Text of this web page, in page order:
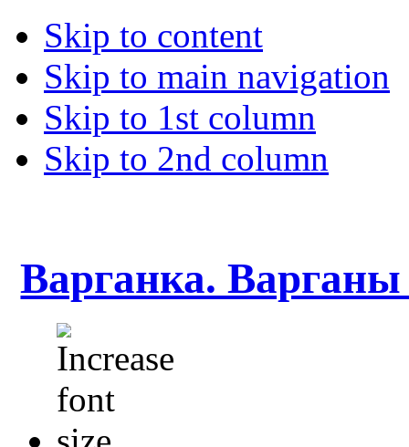
Skip to content
Skip to main navigation
Skip to 1st column
Skip to 2nd column
Варганка. Варганы